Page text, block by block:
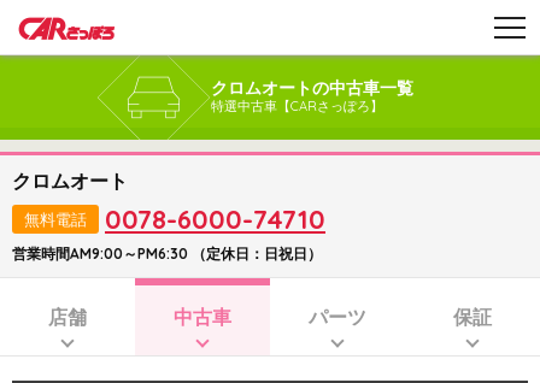
クロムオートの中古車一覧
特選中古車【CARさっぽろ】
クロムオート
無料電話 0078-6000-74710
営業時間AM9:00～PM6:30 （定休日：日祝日）
店舗 中古車 パーツ 保証